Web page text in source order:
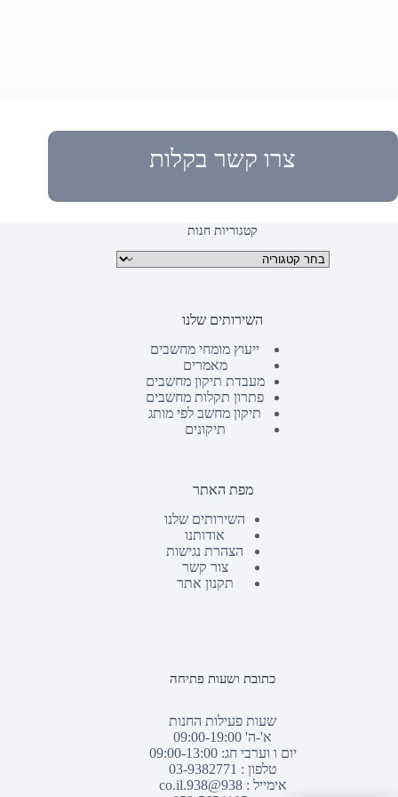
צרו קשר בקלות
קטגוריות חנות
קטגוריות מוצרים
השירותים שלנו
ייעוץ מומחי מחשבים
מאמרים
מעבדת תיקון מחשבים
פתרון תקלות מחשבים
תיקון מחשב לפי מותג
תיקונים
מפת האתר
השירותים שלנו
אודותנו
הצהרת נגישות
צור קשר
תקנון אתר
כתובת ושעות פתיחה
שעות פעילות החנות
א'-ה' 09:00-19:00
יום ו וערבי חג: 09:00-13:00
טלפון : 03-9382771
אימייל :938@938.co.il